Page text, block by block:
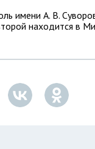
имени А. В.
находится в